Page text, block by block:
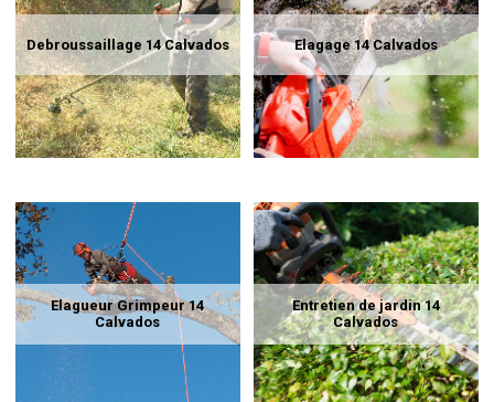
Debroussaillage 14 Calvados Elagage 14 Calvados
Elagueur Grimpeur 14
Calvados
Entretien de jardin 14
Calvados